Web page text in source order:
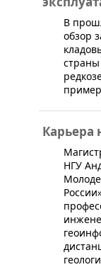
​В
обзор
Карьера
НГУ